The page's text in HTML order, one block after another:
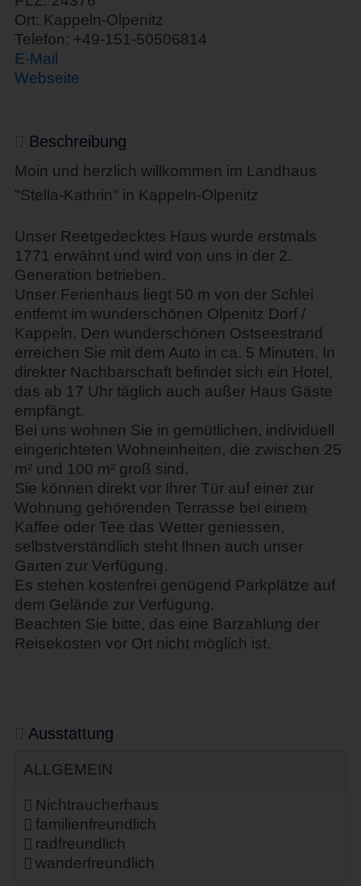
Ort: Kappeln-Olpenitz
Telefon: +49-151-50506814
E-Mail
Webseite
Beschreibung
Moin und herzlich willkommen im Landhaus
"Stella-Kathrin" in Kappeln-Olpenitz
Unser Reetgedecktes Haus wurde erstmals
1771 erwähnt und wird von uns in der 2.
Generation betrieben.
Unser Ferienhaus liegt 50 m von der Schlei
entfernt im wunderschönen Olpenitz Dorf /
Kappeln. Den wunderschönen Ostseestrand
erreichen Sie mit dem Auto in ca. 5 Minuten. In
direkter Nachbarschaft befindet sich ein Hotel,
das ab 17 Uhr täglich auch außer Haus Gäste
empfängt.
Bei uns wohnen Sie in gemütlichen, individuell
eingerichteten Wohneinheiten, die zwischen 25
m² und 100 m² groß sind.
Sie können direkt vor Ihrer Tür auf einer zur
Wohnung gehörenden Terrasse bei einem
Kaffee oder Tee das Wetter geniessen,
selbstverständlich steht Ihnen auch unser
Garten zur Verfügung.
Es stehen kostenfrei genügend Parkplätze auf
dem Gelände zur Verfügung.
Beachten Sie bitte, das eine Barzahlung der
Reisekosten vor Ort nicht möglich ist.
Ausstattung
ALLGEMEIN
Nichtraucherhaus
familienfreundlich
radfreundlich
wanderfreundlich